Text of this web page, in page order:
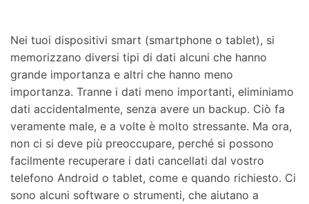
Nei tuoi dispositivi smart (smartphone o tablet), si
memorizzano diversi tipi di dati alcuni che hanno
grande importanza e altri che hanno meno
importanza. Tranne i dati meno importanti, eliminiamo
dati accidentalmente, senza avere un backup. Ciò fa
veramente male, e a volte è molto stressante. Ma ora,
non ci si deve più preoccupare, perché si possono
facilmente recuperare i dati cancellati dal vostro
telefono Android o tablet, come e quando richiesto. Ci
sono alcuni software o strumenti, che aiutano a